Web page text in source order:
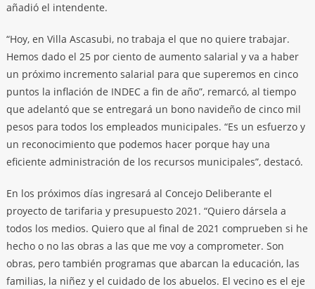
añadió el intendente.
“Hoy, en Villa Ascasubi, no trabaja el que no quiere trabajar.
Hemos dado el 25 por ciento de aumento salarial y va a haber
un próximo incremento salarial para que superemos en cinco
puntos la inflación de INDEC a fin de año”, remarcó, al tiempo
que adelantó que se entregará un bono navideño de cinco mil
pesos para todos los empleados municipales. “Es un esfuerzo y
un reconocimiento que podemos hacer porque hay una
eficiente administración de los recursos municipales”, destacó.
En los próximos días ingresará al Concejo Deliberante el
proyecto de tarifaria y presupuesto 2021. “Quiero dársela a
todos los medios. Quiero que al final de 2021 comprueben si he
hecho o no las obras a las que me voy a comprometer. Son
obras, pero también programas que abarcan la educación, las
familias, la niñez y el cuidado de los abuelos. El vecino es el eje